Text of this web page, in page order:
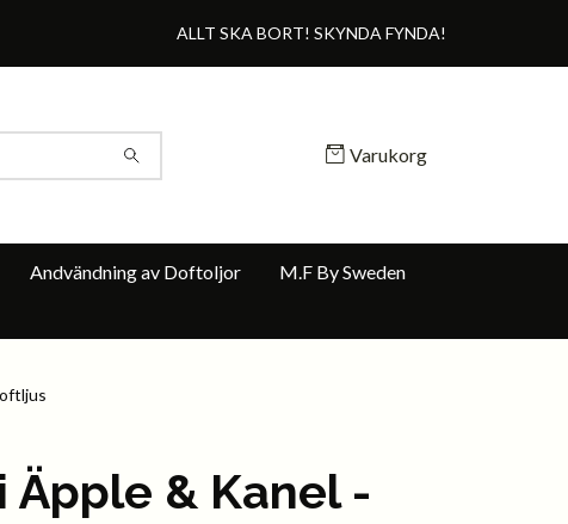
ALLT SKA BORT! SKYNDA FYNDA!
Varukorg
Andvändning av Doftoljor
M.F By Sweden
Äpple & Kanel -